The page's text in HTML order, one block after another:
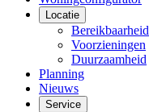
Locatie
Bereikbaarheid
Voorzieningen
Duurzaamheid
Planning
Nieuws
Service